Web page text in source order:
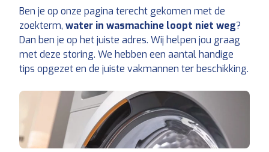
Ben je op onze pagina terecht gekomen met de
zoekterm, water in wasmachine loopt niet weg?
Dan ben je op het juiste adres. Wij helpen jou graag
met deze storing. We hebben een aantal handige
tips opgezet en de juiste vakmannen ter beschikking.